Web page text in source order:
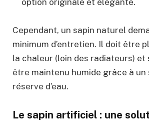
Cependant, un sapin naturel
minimum d’entretien. Il doit être
la chaleur (loin des radiateurs) et
être maintenu humide grâce à un
réserve d’eau.
Le sapin artificiel : une